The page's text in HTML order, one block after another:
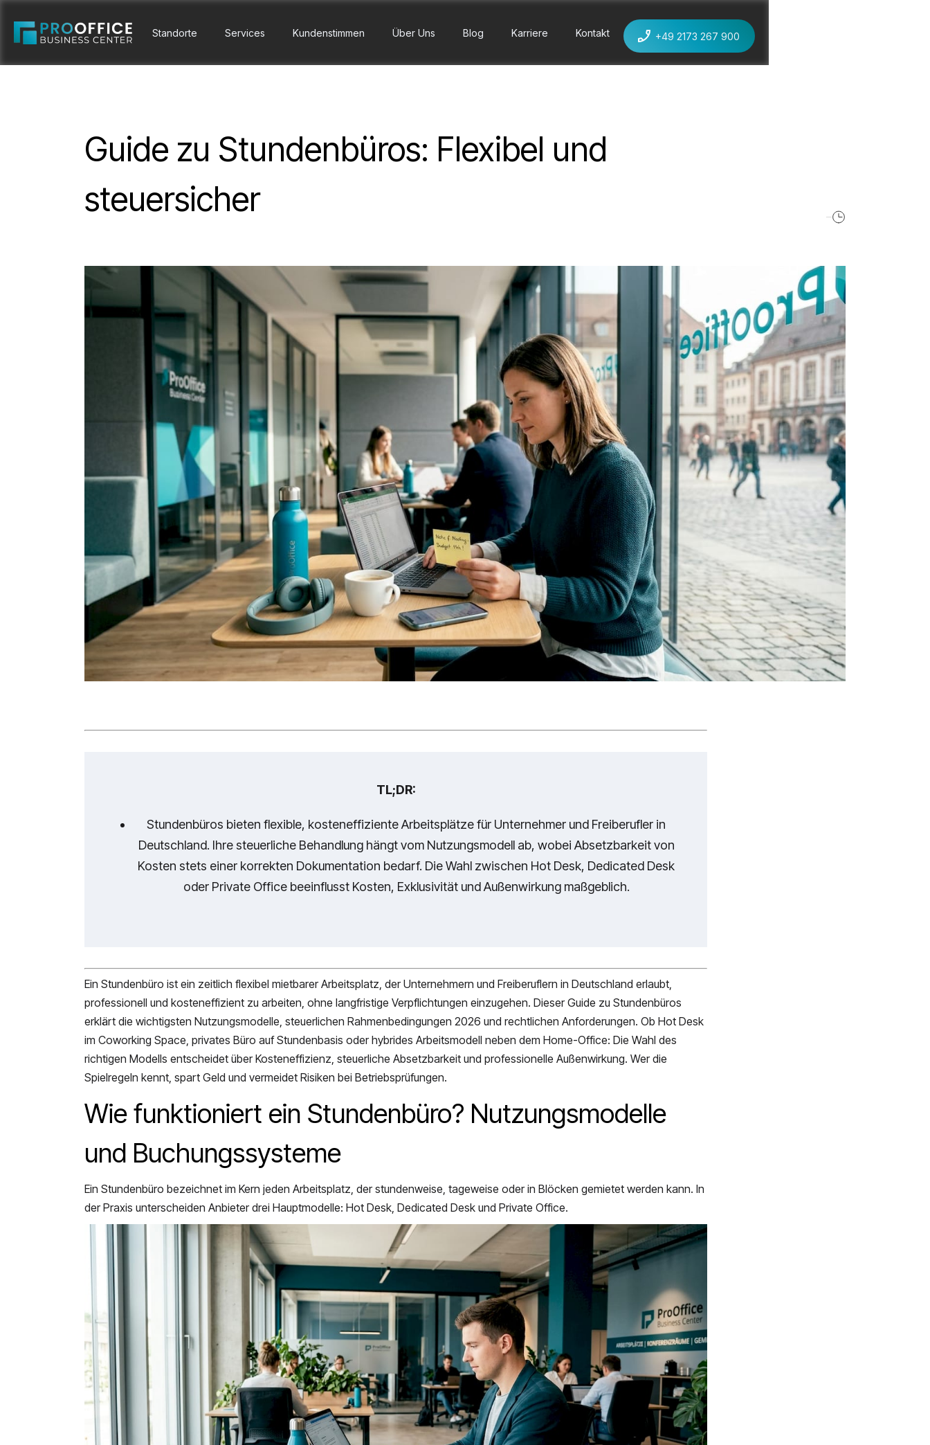
Standorte Services Kundenstimmen Über Uns Blog Karriere Kontakt
+49 2173 267 900
Guide zu Stundenbüros: Flexibel und
steuersicher
TL;DR:
Stundenbüros bieten flexible, kosteneffiziente Arbeitsplätze für Unternehmer und Freiberufler in
Deutschland. Ihre steuerliche Behandlung hängt vom Nutzungsmodell ab, wobei Absetzbarkeit von
Kosten stets einer korrekten Dokumentation bedarf. Die Wahl zwischen Hot Desk, Dedicated Desk
oder Private Office beeinflusst Kosten, Exklusivität und Außenwirkung maßgeblich.
Ein Stundenbüro ist ein zeitlich flexibel mietbarer Arbeitsplatz, der Unternehmern und Freiberuflern in Deutschland erlaubt,
professionell und kosteneffizient zu arbeiten, ohne langfristige Verpflichtungen einzugehen. Dieser Guide zu Stundenbüros
erklärt die wichtigsten Nutzungsmodelle, steuerlichen Rahmenbedingungen 2026 und rechtlichen Anforderungen. Ob Hot Desk
im Coworking Space, privates Büro auf Stundenbasis oder hybrides Arbeitsmodell neben dem Home-Office: Die Wahl des
richtigen Modells entscheidet über Kosteneffizienz, steuerliche Absetzbarkeit und professionelle Außenwirkung. Wer die
Spielregeln kennt, spart Geld und vermeidet Risiken bei Betriebsprüfungen.
Wie funktioniert ein Stundenbüro? Nutzungsmodelle
und Buchungssysteme
Ein Stundenbüro bezeichnet im Kern jeden Arbeitsplatz, der stundenweise, tageweise oder in Blöcken gemietet werden kann. In
der Praxis unterscheiden Anbieter drei Hauptmodelle: Hot Desk, Dedicated Desk und Private Office.